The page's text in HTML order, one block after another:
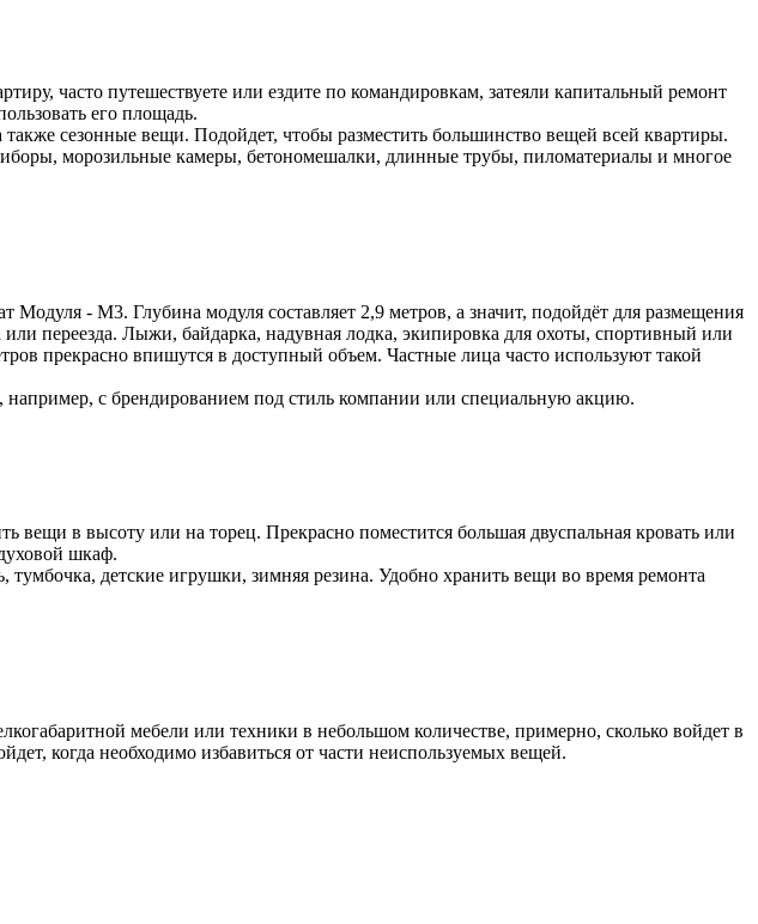
часто путешествуете или ездите по командировкам, затеяли капитальный ремонт
его площадь.
сезонные вещи. Подойдет, чтобы разместить большинство вещей всей квартиры.
морозильные камеры, бетономешалки, длинные трубы, пиломатериалы и многое
- М3. Глубина модуля составляет 2,9 метров, а значит, подойдёт для размещения
переезда. Лыжи, байдарка, надувная лодка, экипировка для охоты, спортивный или
прекрасно впишутся в доступный объем. Частные лица часто используют такой
с брендированием под стиль компании или специальную акцию.
в высоту или на торец. Прекрасно поместится большая двуспальная кровать или
шкаф.
детские игрушки, зимняя резина. Удобно хранить вещи во время ремонта
мебели или техники в небольшом количестве, примерно, сколько войдет в
когда необходимо избавиться от части неиспользуемых вещей.